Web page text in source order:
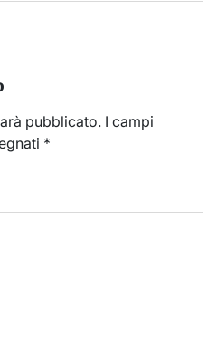
pubblicato. I campi
*